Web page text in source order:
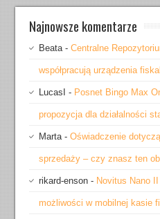
Najnowsze komentarze
Beata-Centralne
współpracują urządzenia
LucasI - Posnet Bingo Max
propozycja dla działalności
Marta-Oświadczenie
sprzedaży – czy znasz ten
rikard-enson - Novitus Nano
możliwości w mobilnej kasie